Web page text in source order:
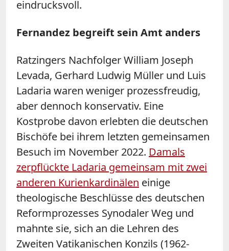
eindrucksvoll.
Fernandez begreift sein Amt anders
Ratzingers Nachfolger William Joseph
Levada, Gerhard Ludwig Müller und Luis
Ladaria waren weniger prozessfreudig,
aber dennoch konservativ. Eine
Kostprobe davon erlebten die deutschen
Bischöfe bei ihrem letzten gemeinsamen
Besuch im November 2022. Damals
zerpflückte Ladaria gemeinsam mit zwei
anderen Kurienkardinälen einige
theologische Beschlüsse des deutschen
Reformprozesses Synodaler Weg und
mahnte sie, sich an die Lehren des
Zweiten Vatikanischen Konzils (1962-